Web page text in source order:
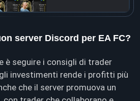
server Discord per EA FC?
è seguire i consigli di trader
investimenti rende i profitti più
che il server promuova un